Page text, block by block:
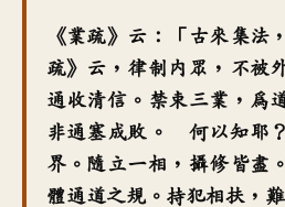
《業疏》云：「古來集法
疏》云，律制內眾，不被
通收清信。禁束三業，為
非通塞成敗。 何以知耶
界。隨立一相，攝修皆盡
體通道之規。持犯相扶，難